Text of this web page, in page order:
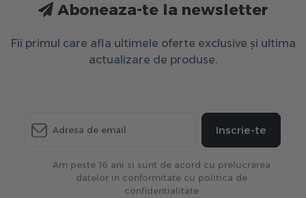
Aboneaza-te la newsletter
Fii primul care afla ultimele oferte exclusive și ultima
actualizare de produse.
Inscrie-te
Am peste 16 ani si sunt de acord cu prelucrarea
datelor in conformitate cu politica de
confidentialitate